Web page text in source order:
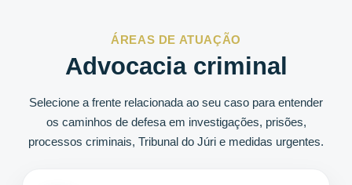
ÁREAS DE ATUAÇÃO
Advocacia criminal
Selecione a frente relacionada ao seu caso para entender
os caminhos de defesa em investigações, prisões,
processos criminais, Tribunal do Júri e medidas urgentes.